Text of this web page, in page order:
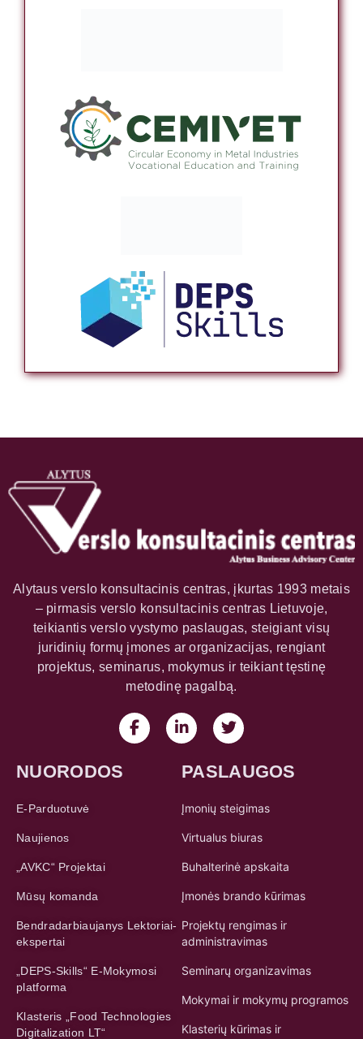
Alytaus verslo konsultacinis centras, įkurtas 1993 metais
– pirmasis verslo konsultacinis centras Lietuvoje,
teikiantis verslo vystymo paslaugas, steigiant visų
juridinių formų įmones ar organizacijas, rengiant
projektus, seminarus, mokymus ir teikiant tęstinę
metodinę pagalbą.
NUORODOS
ekspertai
„DEPS-Skills“ E-Mokymosi
Digitalization LT“
PASLAUGOS
Virtualus biuras
administravimas
Seminarų organizavimas
Mokymai ir mokymų programos
Klasterių kūrimas ir
koordinavimas
KONTAKTAI
Pulko g. 5A, LT-62135 Alytus